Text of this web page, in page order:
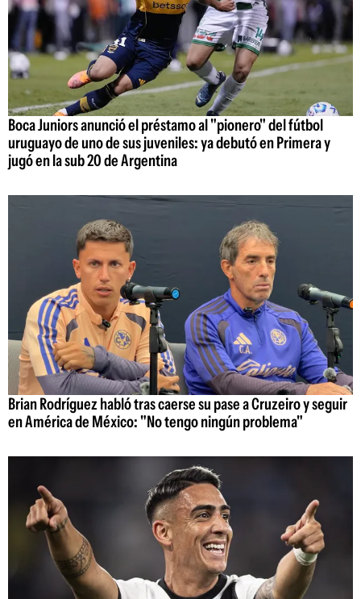
Boca Juniors anunció el préstamo al "pionero" del fútbol
uruguayo de uno de sus juveniles: ya debutó en Primera y
jugó en la sub 20 de Argentina
Brian Rodríguez habló tras caerse su pase a Cruzeiro y seguir
en América de México: "No tengo ningún problema"